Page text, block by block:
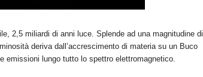
2,5 miliardi di anni luce. Splende ad una magnitudine di
deriva dall’accrescimento di materia su un Buco
emissioni lungo tutto lo spettro elettromagnetico.